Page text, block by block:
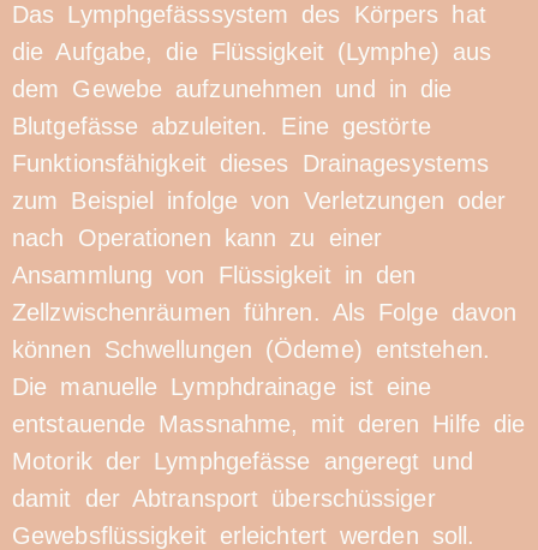
Das Lymphgefässsystem des Körpers hat
die Aufgabe, die Flüssigkeit (Lymphe) aus
dem Gewebe aufzunehmen und in die
Blutgefässe abzuleiten. Eine gestörte
Funktionsfähigkeit dieses Drainagesystems
zum Beispiel infolge von Verletzungen oder
nach Operationen kann zu einer
Ansammlung von Flüssigkeit in den
Zellzwischenräumen führen. Als Folge davon
können Schwellungen (Ödeme) entstehen.
Die manuelle Lymphdrainage ist eine
entstauende Massnahme, mit deren Hilfe die
Motorik der Lymphgefässe angeregt und
damit der Abtransport überschüssiger
Gewebsflüssigkeit erleichtert werden soll.